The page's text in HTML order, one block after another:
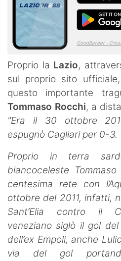
Proprio la Lazio,
sul proprio sito
questo importante
Tommaso Rocchi, a
"Era il 30 ottobre
espugnò Cagliari per 0-3.
Proprio in terra
biancoceleste
centesima rete con
ottobre del 2011, infatti,
Sant’Elia contro il
veneziano siglò il gol
dell’ex Empoli, anche
via del gol